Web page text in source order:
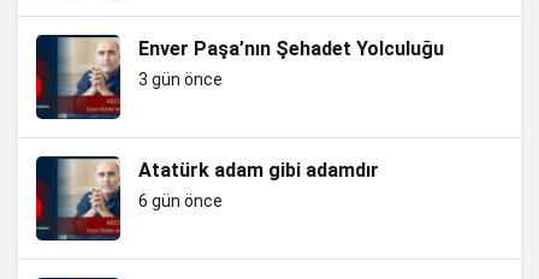
Enver Paşa’nın Şehadet Yolculuğu
3 gün önce
Atatürk adam gibi adamdır
6 gün önce